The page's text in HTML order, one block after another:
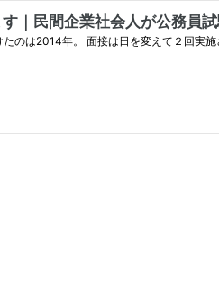
｜民間企業社会人が公務員
のは2014年。 面接は日を変えて２回実施